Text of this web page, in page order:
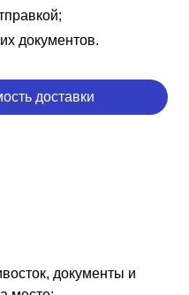
документов.
доставки
документы и